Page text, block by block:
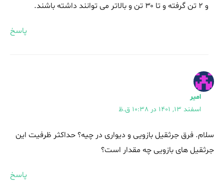
و ۲ تن گرفته و تا ۳۰ تن و بالاتر می توانند داشته باشند.
پاسخ
امیر
اسفند 13, 1401 در 10:38 ق.ظ
سلام. فرق جرثقیل بازویی و دیواری در چیه؟ حداکثر ظرفیت این
جرثقیل های بازویی چه مقدار است؟
پاسخ